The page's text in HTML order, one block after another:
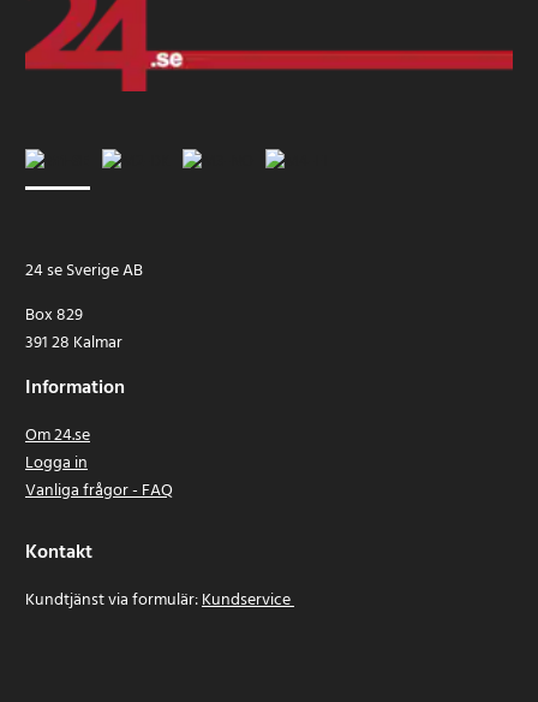
24 se Sverige AB
Box 829
391 28 Kalmar
Information
Om 24.se
Logga in
Vanliga frågor - FAQ
Kontakt
Kundtjänst via formulär:Kundservice